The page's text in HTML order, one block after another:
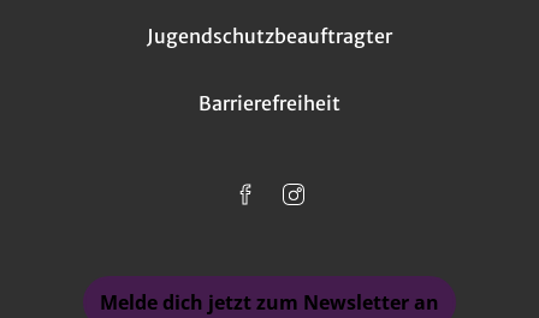
Jugendschutzbeauftragter
Barrierefreiheit
Melde dich jetzt zum Newsletter an